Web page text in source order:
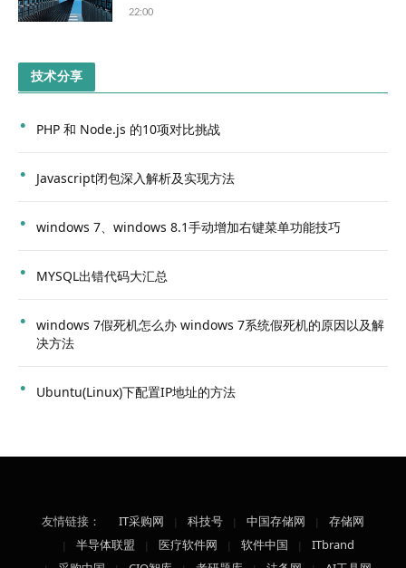
22:00
技术分享
PHP 和 Node.js 的10项对比挑战
Javascript闭包深入解析及实现方法
windows 7、windows 8.1手动增加右键菜单功能技巧
MYSQL出错代码大汇总
windows 7假死机怎么办 windows 7系统假死机的原因以及解
决方法
Ubuntu(Linux)下配置IP地址的方法
友情链接： IT采购网 科技号 中国存储网
存储网
半导体联盟
医疗软件网 软件中国
ITbrand